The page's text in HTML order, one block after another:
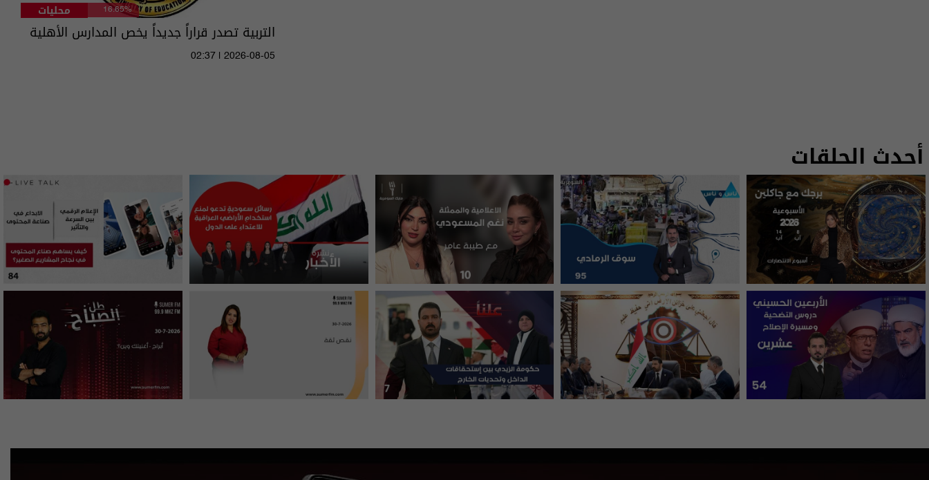
محليات 16.65%
التربية تصدر قراراً جديداً يخص المدارس الأهلية
02:37 | 2026-08-05
أحدث الحلقات